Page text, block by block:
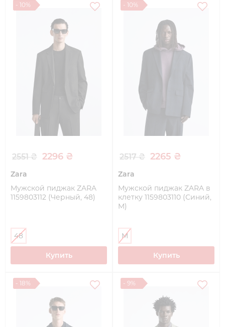
- 10%
2551 ₴ 2296 ₴
Zara
Мужской пиджак ZARA
1159803112 (Черный, 48)
48
Купить
- 10%
2517 ₴ 2265 ₴
Zara
Мужской пиджак ZARA в
клетку 1159803110 (Синий,
M)
M
Купить
- 18% - 9%